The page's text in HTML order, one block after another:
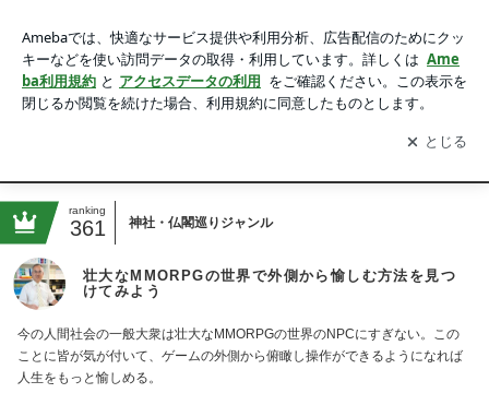
アプリをダウンロードして ブログの更新通知
を受け取りまし
ょう。
開く
ranking
361 神社・仏閣巡りジャンル
壮大なMMORPGの世界で外側から愉しむ方法を見つ
けてみよう
今の人間社会の一般大衆は壮大なMMORPGの世界のNPCにすぎない。この
ことに皆が気が付いて、ゲームの外側から俯瞰し操作ができるようになれば
人生をもっと愉しめる。